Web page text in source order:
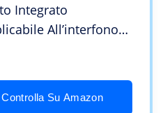
Integrato
All’interfono
Flotta di Moto,
Controlla Su Amazon